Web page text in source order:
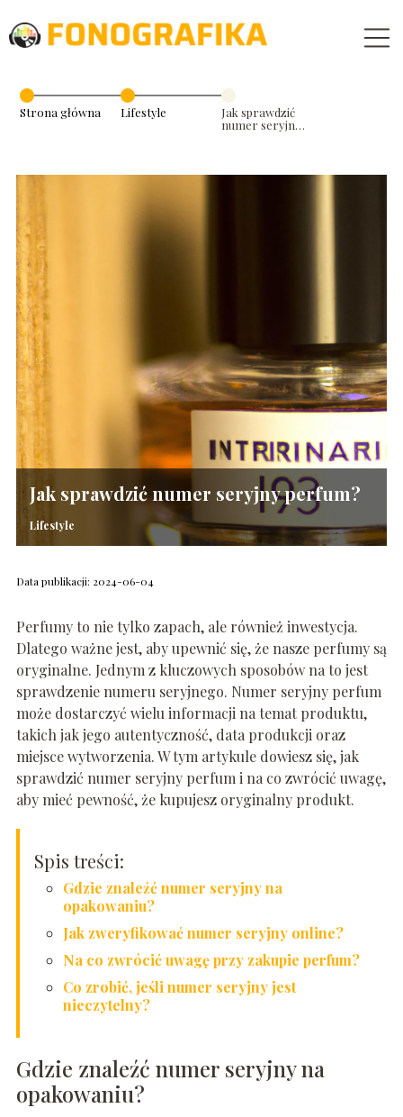
Strona główna Lifestyle
Jak sprawdzić
numer seryjny
Jak sprawdzić numer seryjny perfum?
Lifestyle
Data publikacji: 2024-06-04
Perfumy to nie tylko zapach, ale również inwestycja.
Dlatego ważne jest, aby upewnić się, że nasze perfumy są
oryginalne. Jednym z kluczowych sposobów na to jest
sprawdzenie numeru seryjnego. Numer seryjny perfum
może dostarczyć wielu informacji na temat produktu,
takich jak jego autentyczność, data produkcji oraz
miejsce wytworzenia. W tym artykule dowiesz się, jak
sprawdzić numer seryjny perfum i na co zwrócić uwagę,
aby mieć pewność, że kupujesz oryginalny produkt.
Spis treści:
Gdzie znaleźć numer seryjny na
opakowaniu?
Jak zweryfikować numer seryjny online?
Na co zwrócić uwagę przy zakupie perfum?
Co zrobić, jeśli numer seryjny jest
nieczytelny?
Gdzie znaleźć numer seryjny na
opakowaniu?